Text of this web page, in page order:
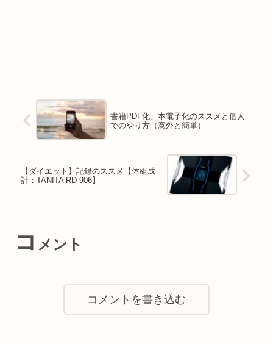
書籍PDF化。本電子化のススメと個人
でのやり方（意外と簡単）
【ダイエット】記録のススメ【体組成
計：TANITA RD-906】
コ メント
コメントを書き込む